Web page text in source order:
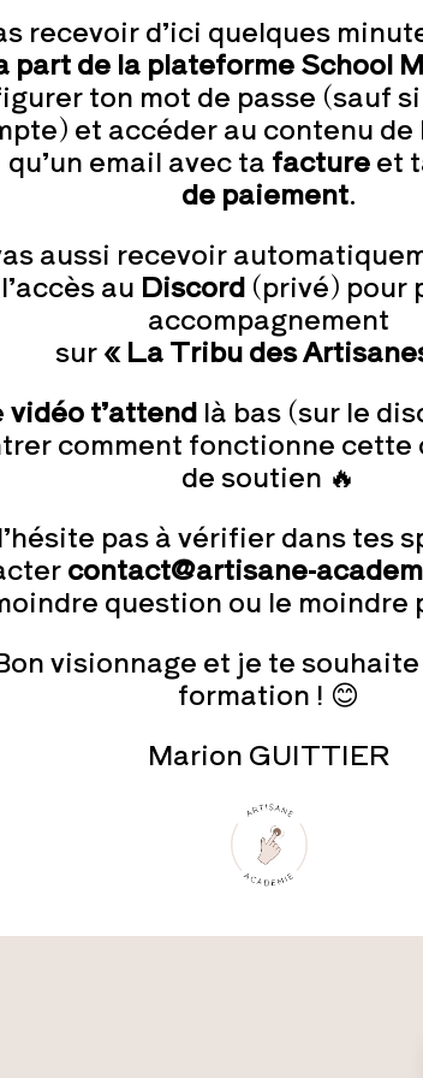
recevoir d’ici quelques
part de la plateforme School
ton mot de passe (sauf
et accéder au contenu
email avec ta factureet
de paiement.
aussi recevoir
au Discord (privé) pour
accompagnement
sur« La Tribu des
vidéo t’attendlà bas (sur le
comment fonctionne cette
de soutien 🔥
pas à vérifier dans tes
contact@artisane-
question ou le moindre
visionnage et je te
formation ! 😊
Marion GUITTIER